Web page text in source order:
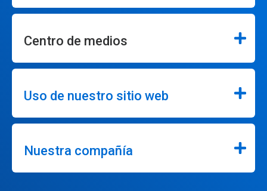
Centro de medios
Uso de nuestro sitio web
Nuestra compañía